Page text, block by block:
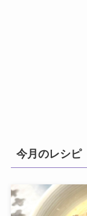
今月のレシピ